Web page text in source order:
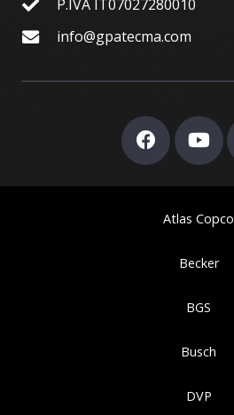
P.IVA IT07027280010
info@gpatecma.com
Atlas Copco
Becker
BGS
Busch
DVP